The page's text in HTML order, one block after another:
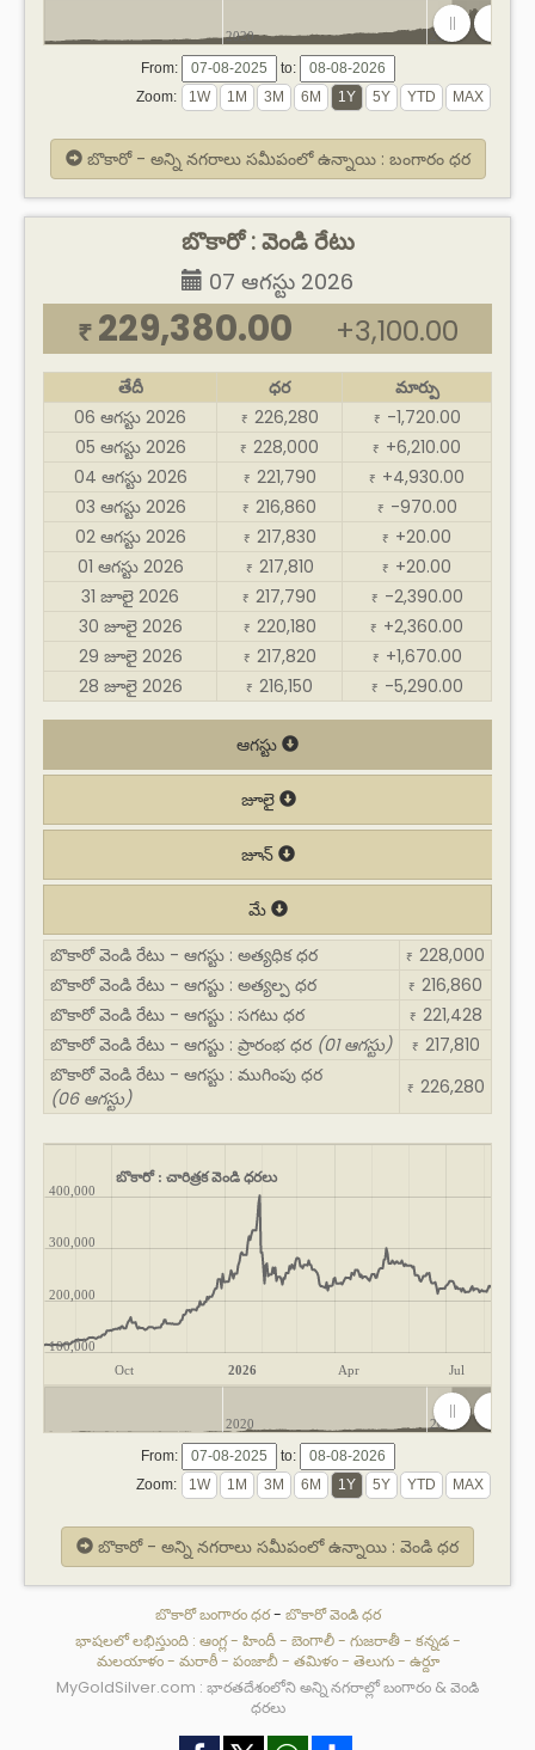
2020 2025
From:
to:
Zoom:
బొకారో - అన్ని నగరాలు సమీపంలో ఉన్నాయి : బంగారం ధర
బొకారో : వెండి రేటు
07 ఆగస్టు 2026
₹ 229,380.00 +3,100.00
తేదీ ధర
మార్పు
06 ఆగస్టు 2026
₹ 226,280 ₹ -1,720.00
05 ఆగస్టు 2026
₹ 228,000 ₹ +6,210.00
04 ఆగస్టు 2026
₹ 221,790 ₹ +4,930.00
03 ఆగస్టు 2026
₹ 216,860 ₹ -970.00
02 ఆగస్టు 2026
₹ 217,830 ₹ +20.00
01 ఆగస్టు 2026
₹ 217,810 ₹ +20.00
31 జూలై 2026
₹ 217,790 ₹ -2,390.00
30 జూలై 2026
₹ 220,180 ₹ +2,360.00
29 జూలై 2026
₹ 217,820 ₹ +1,670.00
28 జూలై 2026
₹ 216,150 ₹ -5,290.00
ఆగస్టు
జూలై
జూన్
మే
బొకారో వెండి రేటు - ఆగస్టు : అత్యధిక ధర
₹ 228,000
బొకారో వెండి రేటు - ఆగస్టు : అత్యల్ప ధర
₹ 216,860
బొకారో వెండి రేటు - ఆగస్టు : సగటు ధర
₹ 221,428
బొకారో వెండి రేటు - ఆగస్టు : ప్రారంభ ధర (01 ఆగస్టు) ₹ 217,810
బొకారో వెండి రేటు - ఆగస్టు : ముగింపు ధర
(06 ఆగస్టు)
₹ 226,280
బొకారో : చారిత్రక వెండి ధరలు
Oct 2026 Apr Jul
100,000
200,000
300,000
400,000
2020 2025
From:
to:
Zoom:
బొకారో - అన్ని నగరాలు సమీపంలో ఉన్నాయి : వెండి ధర
బొకారో బంగారం ధర- బొకారో వెండి ధర
భాషలలో లభిస్తుంది : ఆంగ్ల- హిందీ- బెంగాలీ- గుజరాతీ- కన్నడ-
మలయాళం- మరాఠీ- పంజాబీ- తమిళం- తెలుగు- ఉర్దూ
MyGoldSilver.com : భారతదేశంలోని అన్ని నగరాల్లో బంగారం & వెండి
ధరలు